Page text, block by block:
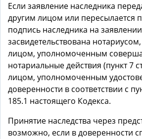
Если заявление наследника
другим лицом или пересылается
подпись наследника на
засвидетельствована
лицом, уполномоченным
нотариальные действия (пункт 7
лицом, уполномоченным
доверенности в соответствии с
185.1 настоящего Кодекса.
Принятие наследства через
возможно, если в доверенности